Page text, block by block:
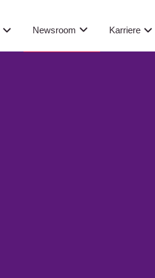
Newsroom Karriere